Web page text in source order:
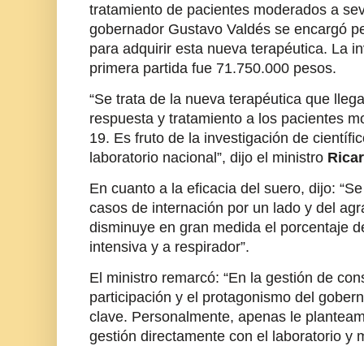
tratamiento de pacientes moderados a
gobernador Gustavo Valdés se encargó
para adquirir esta nueva terapéutica. La
primera partida fue 71.750.000 pesos.
“Se trata de la nueva terapéutica que
respuesta y tratamiento a los pacientes
19. Es fruto de la investigación de
laboratorio nacional”, dijo el ministro
En cuanto a la eficacia del suero, dijo:
casos de internación por un lado y del
disminuye en gran medida el porcentaje
intensiva y a respirador”.
El ministro remarcó: “En la gestión de
participación y el protagonismo del
clave. Personalmente, apenas le
gestión directamente con el laboratorio y